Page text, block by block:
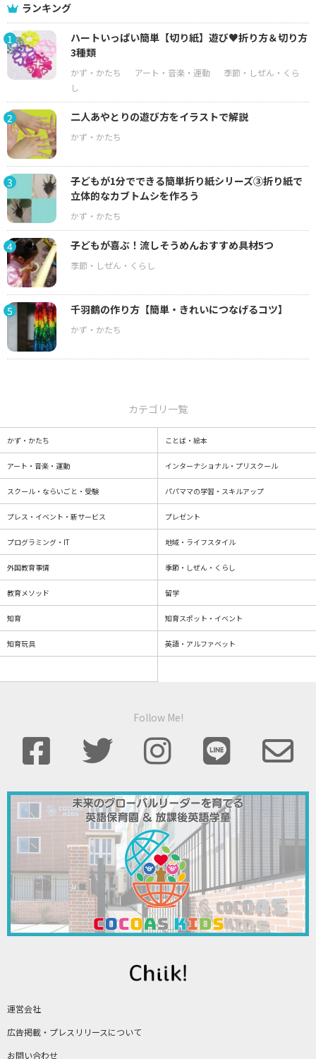
ランキング
1
ハートいっぱい簡単【切り紙】遊び♥折り方＆切り方
3種類
2 二人あやとりの遊び方をイラストで解説
3
子どもが1分でできる簡単折り紙シリーズ③折り紙で
立体的なカブトムシを作ろう
4 子どもが喜ぶ！流しそうめんおすすめ具材5つ
5 千羽鶴の作り方【簡単・きれいにつなげるコツ】
運営会社
広告掲載・プレスリリースについて
お問い合わせ
カテゴリ一覧
かず・かたち ことば・絵本
アート・音楽・運動 インターナショナル・プリスクール
スクール・ならいごと・受験 パパママの学習・スキルアップ
プレス・イベント・新サービス プレゼント
プログラミング・IT 地域・ライフスタイル
外国教育事情 季節・しぜん・くらし
教育メソッド 留学
知育 知育スポット・イベント
知育玩具 英語・アルファベット
Follow Me!